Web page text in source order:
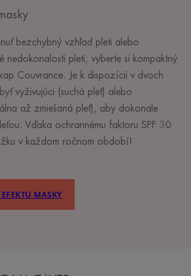
bezchybný vzhľad pleti alebo
nedokonalosti pleti, vyberte si kompaktný
Couvrance. Je k dispozícii v dvoch
vyživujúci (suchá pleť) alebo
až zmiešaná pleť), aby dokonale
Vďaka ochrannému faktoru SPF 30
v každom ročnom období!
MASKY